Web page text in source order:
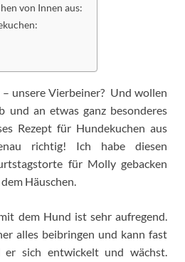
von Innen aus:
unsere Vierbeiner? Und wollen
und an etwas ganz besonderes
Rezept für Hundekuchen aus
richtig! Ich habe diesen
für Molly gebacken
Häuschen.
dem Hund ist sehr aufregend.
alles beibringen und kann fast
er sich entwickelt und wächst.